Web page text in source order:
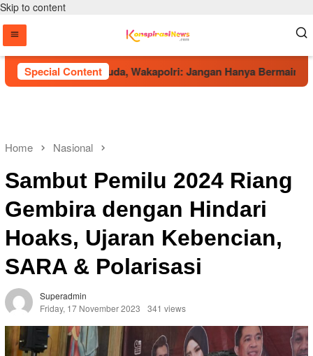
Skip to content
Special Content
Talenta Muda, Wakapolri: Jangan Hanya Bermain, Raih
Home Nasional
Sambut Pemilu 2024 Riang
Gembira dengan Hindari
Hoaks, Ujaran Kebencian,
SARA & Polarisasi
Superadmin
Friday, 17 November 2023
341 views